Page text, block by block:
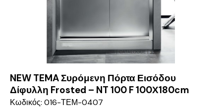
NEW TEMA Συρόμενη Πόρτα Εισόδου
Δίφυλλη Frosted – NT 100 F 100Χ180cm
Κωδικός: 016-ΤΕΜ-0407